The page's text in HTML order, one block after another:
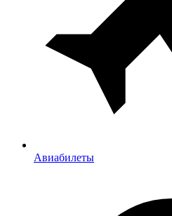
Авиабилеты